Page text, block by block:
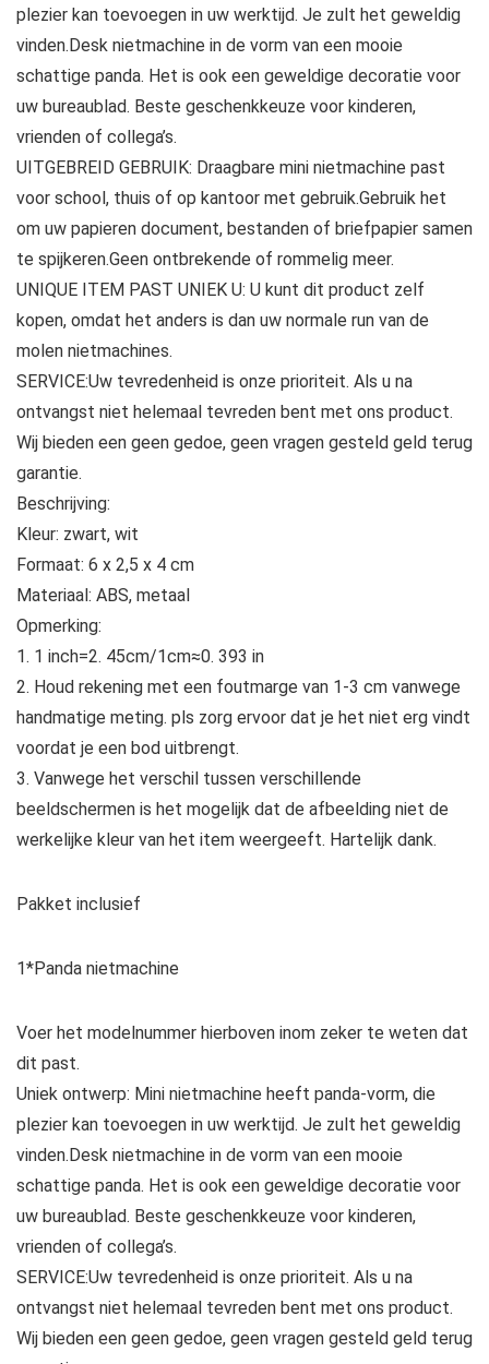
plezier kan toevoegen in uw werktijd. Je zult het geweldig
vinden.Desk nietmachine in de vorm van een mooie
schattige panda. Het is ook een geweldige decoratie voor
uw bureaublad. Beste geschenkkeuze voor kinderen,
vrienden of collega’s.
UITGEBREID GEBRUIK: Draagbare mini nietmachine past
voor school, thuis of op kantoor met gebruik.Gebruik het
om uw papieren document, bestanden of briefpapier samen
te spijkeren.Geen ontbrekende of rommelig meer.
UNIQUE ITEM PAST UNIEK U: U kunt dit product zelf
kopen, omdat het anders is dan uw normale run van de
molen nietmachines.
SERVICE:Uw tevredenheid is onze prioriteit. Als u na
ontvangst niet helemaal tevreden bent met ons product.
Wij bieden een geen gedoe, geen vragen gesteld geld terug
garantie.
Beschrijving:
Kleur: zwart, wit
Formaat: 6 x 2,5 x 4 cm
Materiaal: ABS, metaal
Opmerking:
1. 1 inch=2. 45cm/1cm≈0. 393 in
2. Houd rekening met een foutmarge van 1-3 cm vanwege
handmatige meting. pls zorg ervoor dat je het niet erg vindt
voordat je een bod uitbrengt.
3. Vanwege het verschil tussen verschillende
beeldschermen is het mogelijk dat de afbeelding niet de
werkelijke kleur van het item weergeeft. Hartelijk dank.
Pakket inclusief
1*Panda nietmachine
Voer het modelnummer hierboven inom zeker te weten dat
dit past.
Uniek ontwerp: Mini nietmachine heeft panda-vorm, die
plezier kan toevoegen in uw werktijd. Je zult het geweldig
vinden.Desk nietmachine in de vorm van een mooie
schattige panda. Het is ook een geweldige decoratie voor
uw bureaublad. Beste geschenkkeuze voor kinderen,
vrienden of collega’s.
SERVICE:Uw tevredenheid is onze prioriteit. Als u na
ontvangst niet helemaal tevreden bent met ons product.
Wij bieden een geen gedoe, geen vragen gesteld geld terug